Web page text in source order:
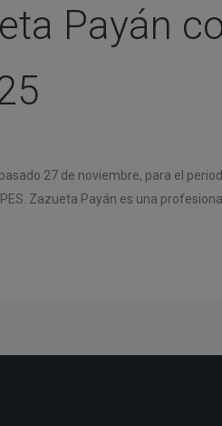
Payán
27 de noviembre, para el
Zazueta Payán es una